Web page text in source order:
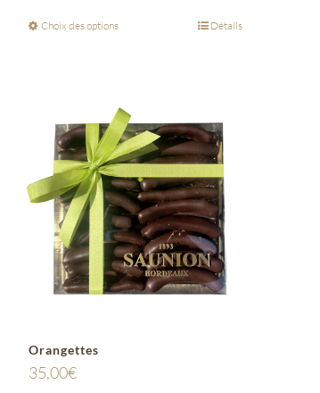
Choix des options Détails
Orangettes
35,00€